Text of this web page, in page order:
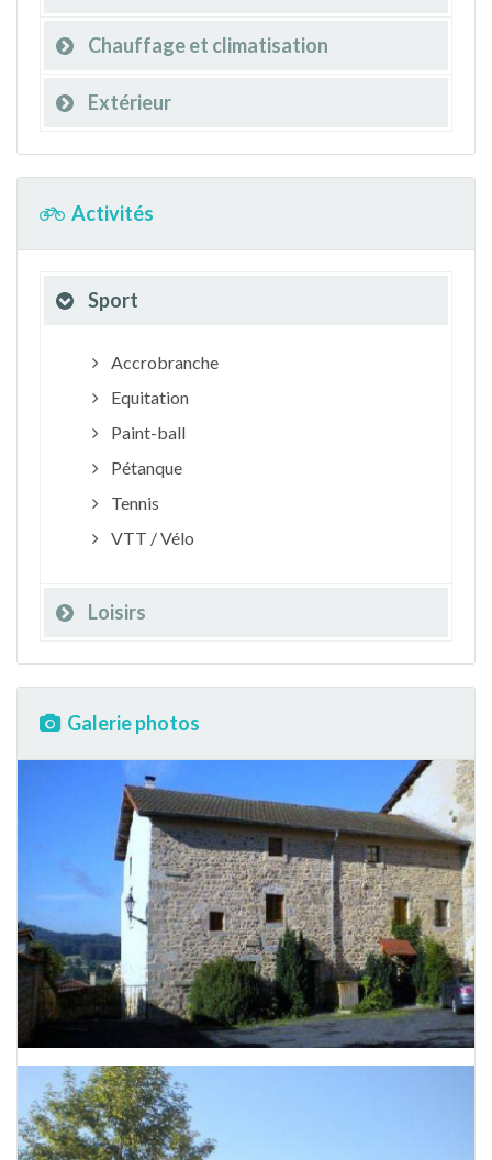
Chauffage et climatisation
Extérieur
Activités
Sport
Accrobranche
Equitation
Paint-ball
Pétanque
Tennis
VTT / Vélo
Loisirs
Galerie photos